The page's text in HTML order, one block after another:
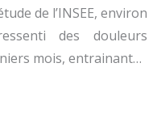
de l’INSEE, environ
des douleurs
mois, entrainant…